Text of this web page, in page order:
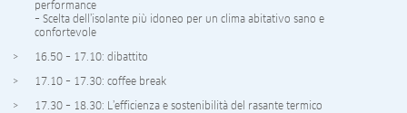
performance
– Scelta dell’isolante più idoneo per un clima abitativo sano e
confortevole
16.50 – 17.10: dibattito
17.10 – 17.30: coffee break
17.30 – 18.30: L’efficienza e sostenibilità del rasante termico